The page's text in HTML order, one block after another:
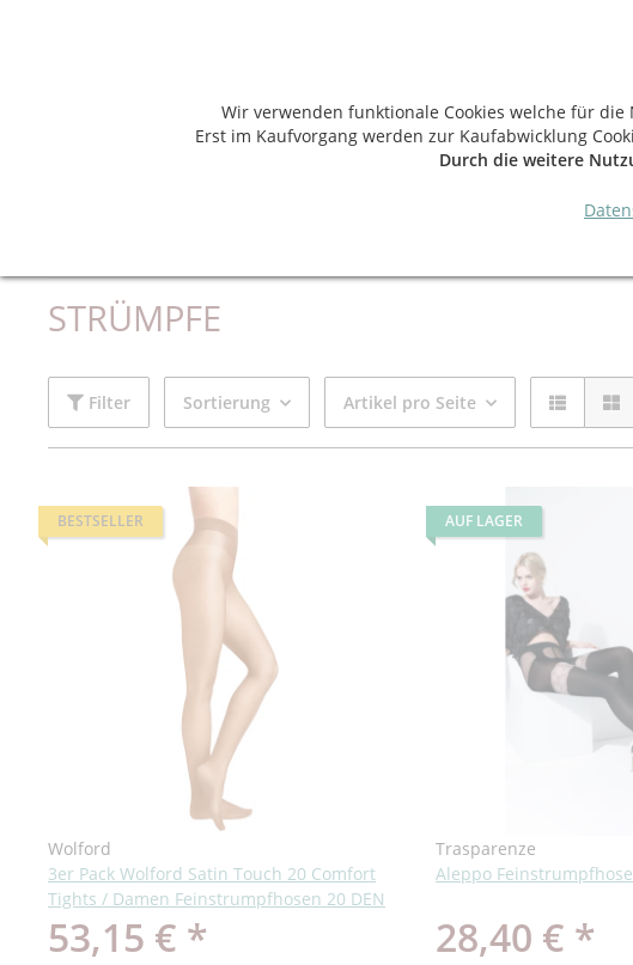
30
Hotline
STRÜMPFE
Filter Sortierung Artikel pro Seite
BESTSELLER
Wolford
3er Pack Wolford Satin Touch 20 Comfort
Tights / Damen Feinstrumpfhosen 20 DEN
53,15 € *
AUF LAGER
Trasparenze
Aleppo
28,40 € *
Wir verwenden funktionale Cookies welche für
Erst im Kaufvorgang werden zur Kaufabwicklung
Durch die weitere